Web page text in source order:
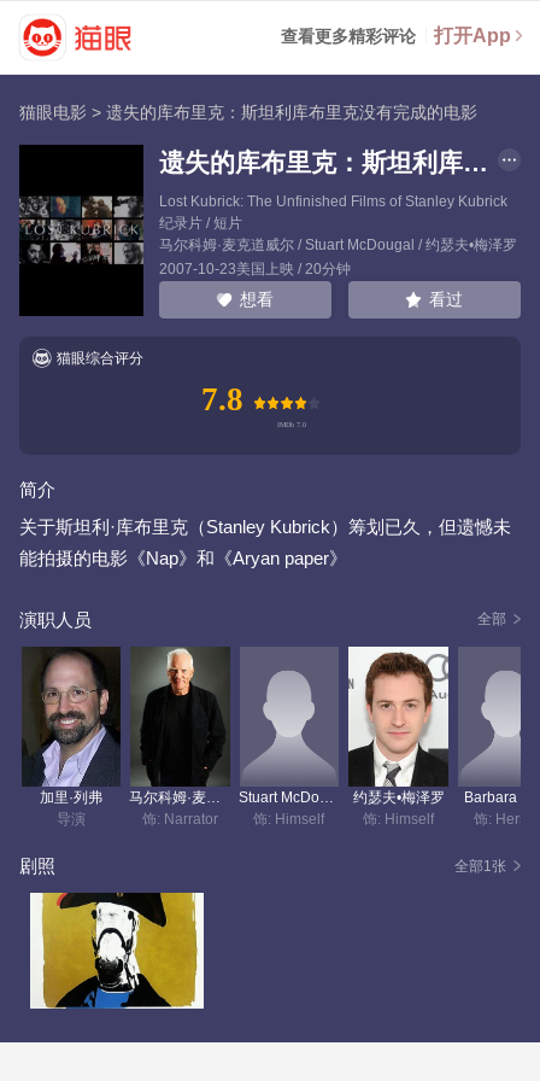
查看更多精彩评论 打开App
猫眼电影 >遗失的库布里克：斯坦利库布里克没有完成的电影
遗失的库布里克：斯坦利库布里克没有完成的电影
Lost Kubrick: The Unfinished Films of Stanley Kubrick
纪录片 / 短片
马尔科姆·麦克道威尔/ Stuart McDougal / 约瑟夫•梅泽罗
2007-10-23美国上映 / 20分钟
想看 看过
猫眼综合评分
7.8
简介
关于斯坦利·库布里克（Stanley Kubrick）筹划已久，但遗憾未
能拍摄的电影《Nap》和《Aryan paper》
演职人员 全部
加里·列弗
导演
饰: Narrator
Stuart McDougal
饰: Himself
约瑟夫•梅泽罗
饰: Himself
Barbara
饰:
剧照 全部1张